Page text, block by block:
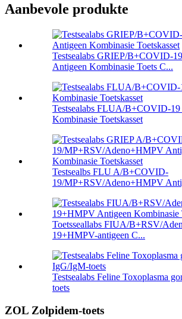
Aanbevole produkte
Testsealabs GRIEP/B+COVID-
Antigeen Kombinasie Toets C...
Testsealabs FLUA/B+COVID-19
Kombinasie Toetskasset
Testsealbs FLU A/B+COVID-
19/MP+RSV/Adeno+HMPV
Toetsseallabs FIUA/B+RSV/
19+HMPV-antigeen C...
Testsealabs Feline Toxoplasma
toets
ZOL Zolpidem-toets